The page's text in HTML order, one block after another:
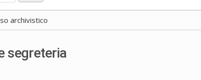
archivistico
segreteria